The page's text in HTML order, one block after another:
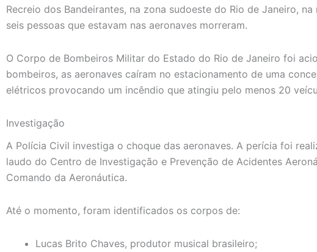
Recreio dos Bandeirantes, na zona sudoeste do Rio de Janeiro,
seis pessoas que estavam nas aeronaves morreram.
O Corpo de Bombeiros Militar do Estado do Rio de Janeiro foi
bombeiros, as aeronaves caíram no estacionamento de uma
elétricos provocando um incêndio que atingiu pelo menos 20
Investigação
A Polícia Civil investiga o choque das aeronaves. A perícia foi
laudo do Centro de Investigação e Prevenção de Acidentes
Comando da Aeronáutica.
Até o momento, foram identificados os corpos de:
Lucas Brito Chaves, produtor musical brasileiro;